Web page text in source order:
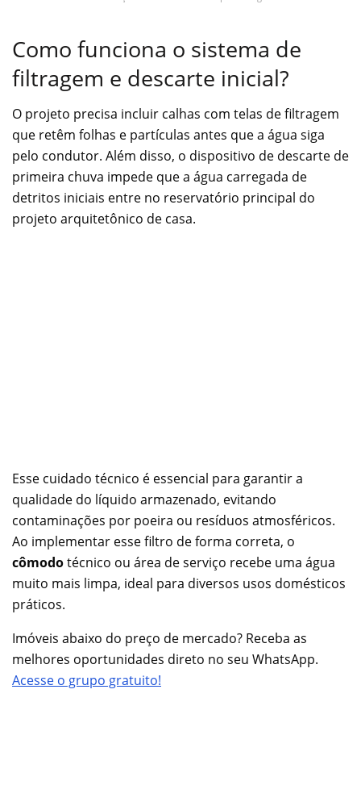
Como funciona o sistema de
filtragem e descarte inicial?
O projeto precisa incluir calhas com telas de filtragem
que retêm folhas e partículas antes que a água siga
pelo condutor. Além disso, o dispositivo de descarte de
primeira chuva impede que a água carregada de
detritos iniciais entre no reservatório principal do
projeto arquitetônico de casa.
Esse cuidado técnico é essencial para garantir a
qualidade do líquido armazenado, evitando
contaminações por poeira ou resíduos atmosféricos.
Ao implementar esse filtro de forma correta, o
cômodotécnico ou área de serviço recebe uma água
muito mais limpa, ideal para diversos usos domésticos
práticos.
Imóveis abaixo do preço de mercado? Receba as
melhores oportunidades direto no seu WhatsApp.
Acesse o grupo gratuito!